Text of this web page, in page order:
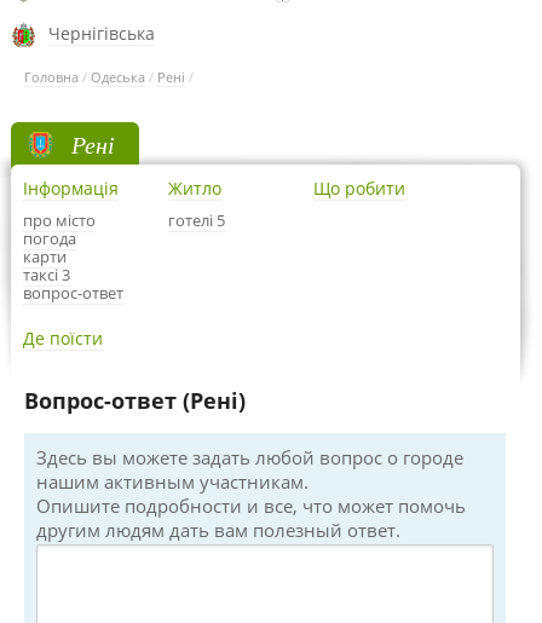
Чернігівська
Головна / Одеська / Рені /
Рені
Інформація
про місто
погода
карти
таксі 3
вопрос-ответ
Житло
готелі 5
Що робити
Де поїсти
Вопрос-ответ (Рені)
Здесь вы можете задать любой вопрос о городе
нашим активным участникам.
Опишите подробности и все, что может помочь
другим людям дать вам полезный ответ.